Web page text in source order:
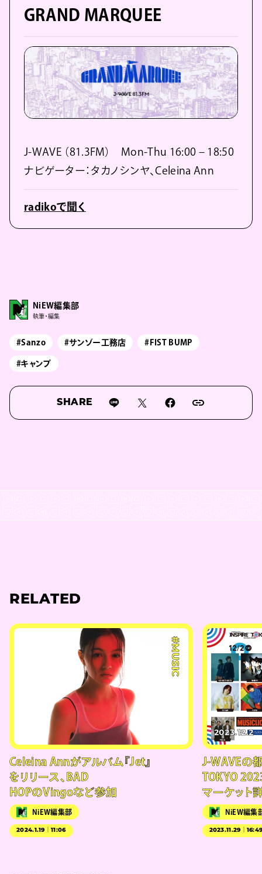
GRAND MARQUEE
J-WAVE （81.3FM） Mon-Thu 16:00 – 18:50
ナビゲーター：タカノシンヤ、Celeina Ann
radikoで聞く
NiEW編集部
執筆・編集
#Sanzo #サンゾー工務店 #FIST BUMP
#キャンプ
SHARE
RELATED
#MUSIC
Celeina Annがアルバム『Jet』
をリリース、BAD
HOPのVingoなど参加
NiEW編集部
2024.1.19｜11:06
2023.12.2
J-WAVEの
TOKYO
マーケット
NiEW編集
2023.11.29｜